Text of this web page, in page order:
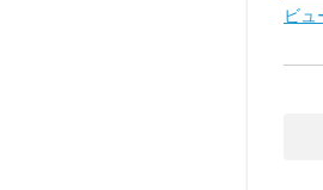
ビュ